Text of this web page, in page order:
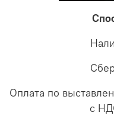
Оплата по
с